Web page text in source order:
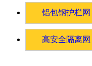
铝包钢护栏网
高安全隔离网